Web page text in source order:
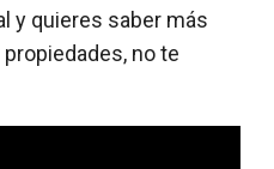
y quieres saber más
no te